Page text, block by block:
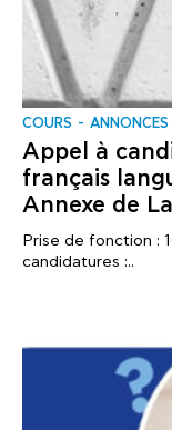
COURS ANNONCES
Appel à
français
Annexe de
Prise de fonction :
candidatures :..